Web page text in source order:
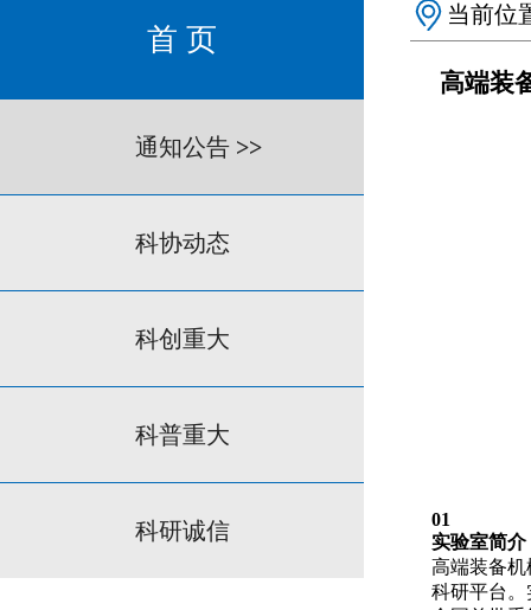
首 页
通知公告
科协动态
科创重大
科普重大
科研诚信
当前位
高端装
01
实验室简介
高端装备
科研平台。